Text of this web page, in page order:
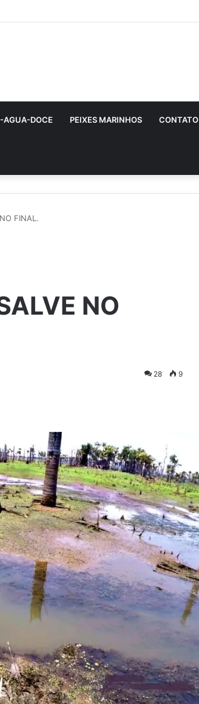
AGUA-DOCE PEIXES MARINHOS CONTATO
FINAL.
NO
28 9